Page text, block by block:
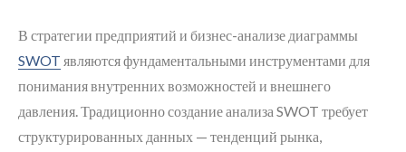
В стратегии предприятий и бизнес-анализе диаграммы
SWOT являются фундаментальными инструментами для
понимания внутренних возможностей и внешнего
давления. Традиционно создание анализа SWOT требует
структурированных данных — тенденций рынка,